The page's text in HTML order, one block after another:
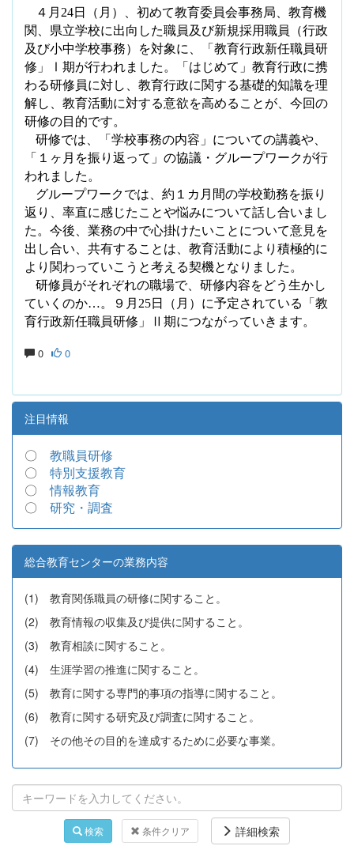
４ 月 24日（月）、初めて教育委員会事務局、教育機
関、県立学校に出向した職員及び新規採用職員（行政
及び小中学校事務）を対象に、「教育行政新任職員研
修」Ⅰ期が行われました。「はじめて」教育行政に携
わる研修員に対し、教育行政に関する基礎的知識を理
解し、教育活動に対する意欲を高めることが、今回の
研修の目的です。
研修では、「学校事務の内容」についての講義や、
「１ヶ月を振り返って」の協議・グループワークが行
われました。
グループワークでは、約１カ月間の学校勤務を振り
返り、率直に感じたことや悩みについて話し合いまし
た。今後、業務の中で心掛けたいことについて意見を
出し合い、共有することは、教育活動により積極的に
より関わっていこうと考える契機となりました。
研修員がそれぞれの職場で、研修内容をどう生かし
ていくのか…。９月 25日（月）に予定されている「教
育行政新任職員研修」Ⅱ期につながっていきます。
0 0
注目情報
〇 教職員研修
〇 特別支援教育
〇情報教育
〇 研究・調査
総合教育センターの業務内容
(1) 教育関係職員の研修に関すること。
(2) 教育情報の収集及び提供に関すること。
(3) 教育相談に関すること。
(4) 生涯学習の推進に関すること。
(5) 教育に関する専門的事項の指導に関すること。
(6) 教育に関する研究及び調査に関すること。
(7) その他その目的を達成するために必要な事業。
検索 条件クリア 詳細検索